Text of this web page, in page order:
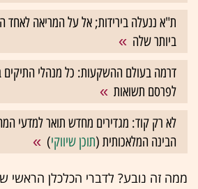
ת"א ננעלה בירידות; אל על המריאה לאחד
ביותר שלה
דרמה בעולם ההשקעות: כל מנהלי התיקים
לפרסם תשואות
לא רק קוד: מגדירים מחדש תואר למדעי
הבינה המלאכותית (תוכן שיווקי)
ממה זה נובע? לדברי הכלכלן הראשי